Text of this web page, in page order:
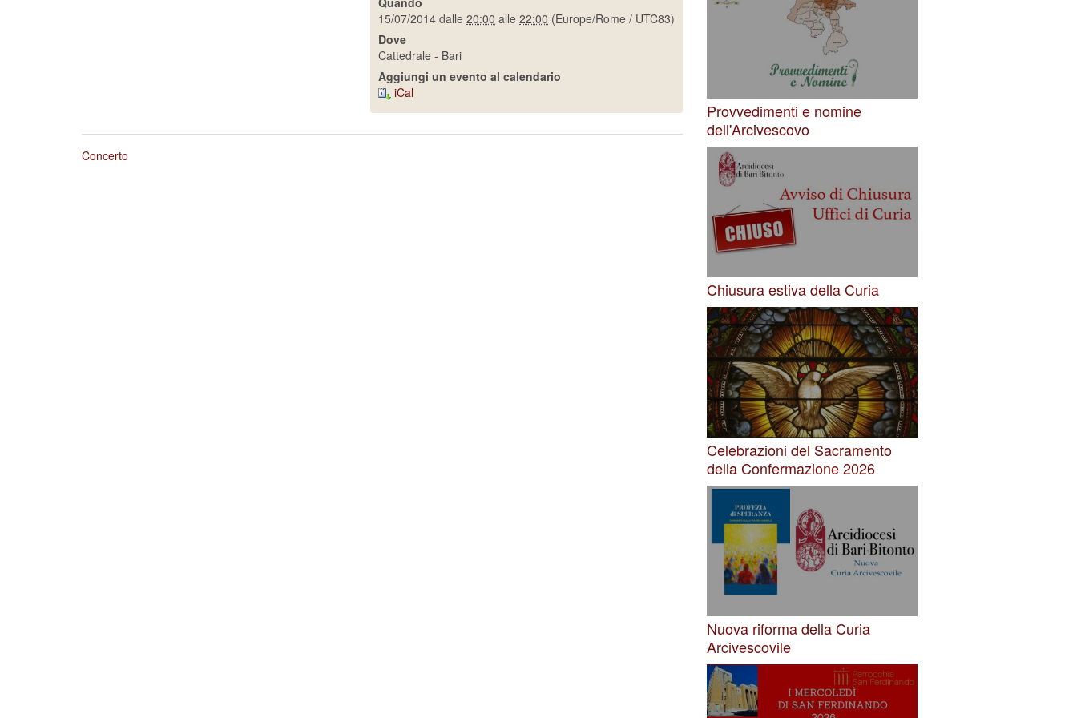
15/07/2014 dalle 20:00 alle 22:00 (Europe/Rome / UTC83)
Dove
Cattedrale - Bari
Aggiungi un evento al calendario
iCal
Concerto
Provvedimenti e nomine
dell'Arcivescovo
Chiusura estiva della Curia
Celebrazioni del Sacramento
della Confermazione 2026
Nuova riforma della Curia
Arcivescovile